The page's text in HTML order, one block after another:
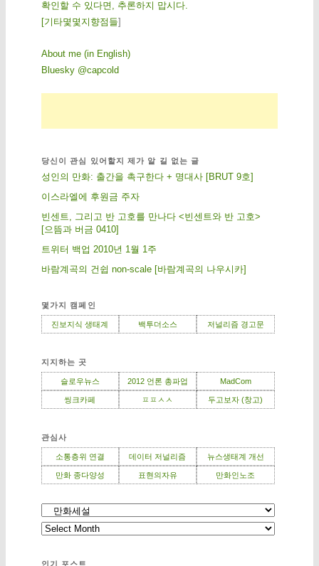
확인할 수 있다면, 추론하지 맙시다.
[기 타몇 몇 지 향점 들]
About me (in English)
Bluesky @capcold
당신이 관심 있어할지 제가 알 길 없는 글
성인의 만화: 출간을 촉구한다 + 명대사 [BRUT 9호]
이스라엘에 후원금 주자
빈센트, 그리고 반 고호를 만나다 <빈센트와 반 고호>
[으뜸과 버금 0410]
트위터 백업 2010년 1월 1주
바람계곡의 건쉽 non-scale [바람계곡의 나우시카]
몇가지 캠페인
진보지식 생태계 백투더소스 저널리즘 경고문
지지하는 곳
슬로우뉴스 2012 언론 총파업 MadCom
씽크카페 ㅍㅍㅅㅅ 두고보자 (창고)
관심사
소통층위 연결 데이터 저널리즘 뉴스생태계 개선
만화 종다양성 표현의자유 만화인노조
인기 포스트